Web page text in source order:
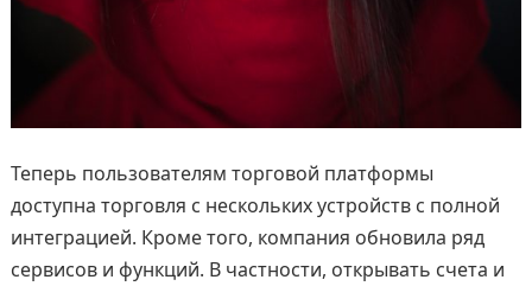
Теперь пользователям торговой платформы
доступна торговля с нескольких устройств с полной
интеграцией. Кроме того, компания обновила ряд
сервисов и функций. В частности, открывать счета и